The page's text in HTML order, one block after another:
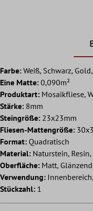
Farbe: Weiß, Schwarz,
Eine Matte: 0,090m²
Produktart: Mosaikfliese,
Stärke: 8mm
Steingröße: 23x23mm
Fliesen-Mattengröße:
Format: Quadratisch
Material: Naturstein,
Oberfläche: Matt,
Verwendung:
Stückzahl: 1